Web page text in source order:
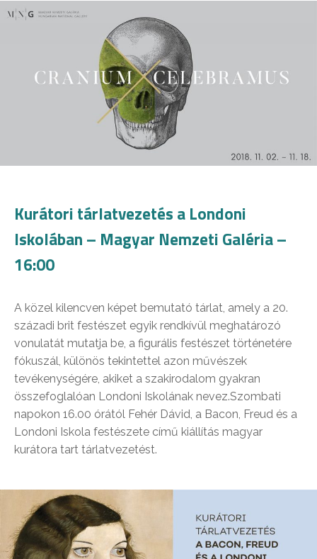
Kurátori tárlatvezetés a Londoni
Iskolában – Magyar Nemzeti Galéria –
16:00
A közel kilencven képet bemutató tárlat, amely a 20.
századi brit festészet egyik rendkívül meghatározó
vonulatát mutatja be, a figurális festészet történetére
fókuszál, különös tekintettel azon művészek
tevékenységére, akiket a szakirodalom gyakran
összefoglalóan Londoni Iskolának nevez.Szombati
napokon 16.00 órától Fehér Dávid, a Bacon, Freud és a
Londoni Iskola festészete című kiállítás magyar
kurátora tart tárlatvezetést.